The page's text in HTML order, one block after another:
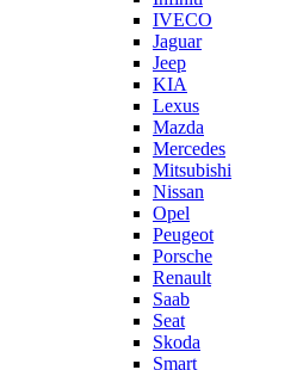
IVECO
Jaguar
Jeep
KIA
Lexus
Mazda
Mercedes
Mitsubishi
Nissan
Opel
Peugeot
Porsche
Renault
Saab
Seat
Skoda
Smart